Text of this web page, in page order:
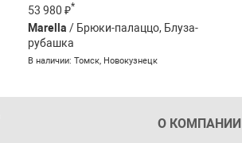
53 980 ₽*
Marella / Брюки-палаццо, Блуза-
рубашка
В наличии: Томск, Новокузнецк
14 690 ₽
OUI
В наличии: Томск, Новокузнецк
О КОМПАНИИ